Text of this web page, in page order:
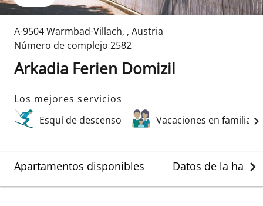
A-9504 Warmbad-Villach, , Austria
Número de complejo 2582
Arkadia Ferien Domizil
Los mejores servicios
Esquí de descenso
Vacaciones en familia
Apartamentos disponibles Datos de la